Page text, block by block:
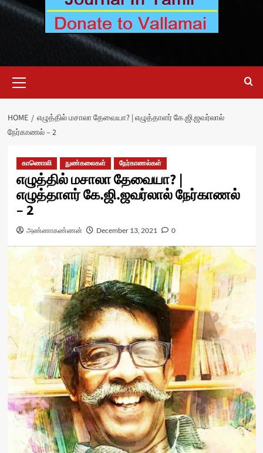
Menu
HOME
எழுத்தில் மசாலா தேவையா? | எழுத்தாளர் கே.ஜி.ஜவர்லால்
நேர்காணல் – 2
காணொலி நுண்கலைகள் நேர்காணல்கள்
எழுத்தில் மசாலா தேவையா? |
எழுத்தாளர் கே.ஜி.ஜவர்லால் நேர்காணல்
– 2
அண்ணாகண்ணன் December 13, 2021 0